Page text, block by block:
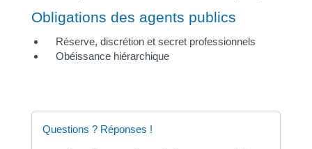
Obligations des agents publics
Réserve, discrétion et secret professionnels
Obéissance hiérarchique
Questions ? Réponses !